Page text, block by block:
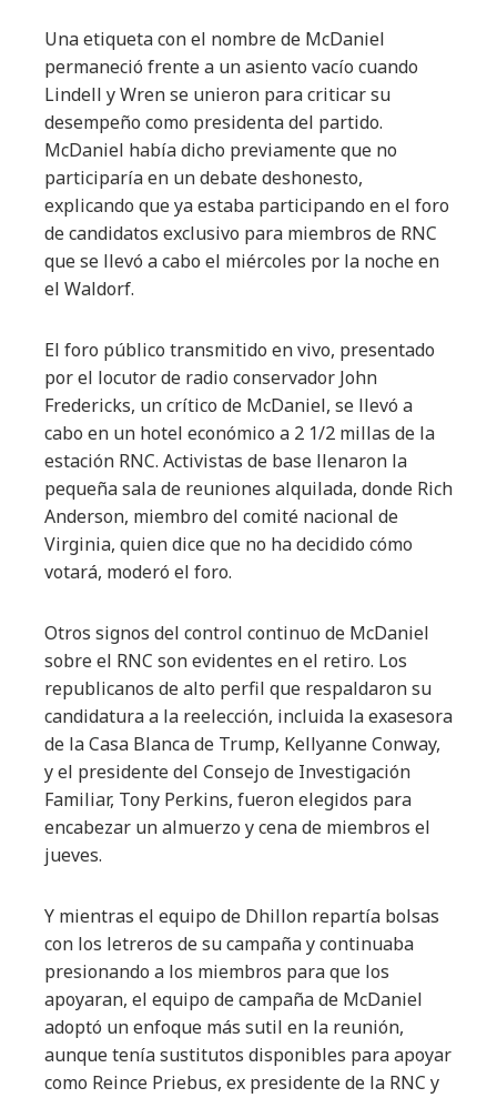
Una etiqueta con el nombre de McDaniel
permaneció frente a un asiento vacío cuando
Lindell y Wren se unieron para criticar su
desempeño como presidenta del partido.
McDaniel había dicho previamente que no
participaría en un debate deshonesto,
explicando que ya estaba participando en el foro
de candidatos exclusivo para miembros de RNC
que se llevó a cabo el miércoles por la noche en
el Waldorf.
El foro público transmitido en vivo, presentado
por el locutor de radio conservador John
Fredericks, un crítico de McDaniel, se llevó a
cabo en un hotel económico a 2 1/2 millas de la
estación RNC. Activistas de base llenaron la
pequeña sala de reuniones alquilada, donde Rich
Anderson, miembro del comité nacional de
Virginia, quien dice que no ha decidido cómo
votará, moderó el foro.
Otros signos del control continuo de McDaniel
sobre el RNC son evidentes en el retiro. Los
republicanos de alto perfil que respaldaron su
candidatura a la reelección, incluida la exasesora
de la Casa Blanca de Trump, Kellyanne Conway,
y el presidente del Consejo de Investigación
Familiar, Tony Perkins, fueron elegidos para
encabezar un almuerzo y cena de miembros el
jueves.
Y mientras el equipo de Dhillon repartía bolsas
con los letreros de su campaña y continuaba
presionando a los miembros para que los
apoyaran, el equipo de campaña de McDaniel
adoptó un enfoque más sutil en la reunión,
aunque tenía sustitutos disponibles para apoyar
como Reince Priebus, ex presidente de la RNC y